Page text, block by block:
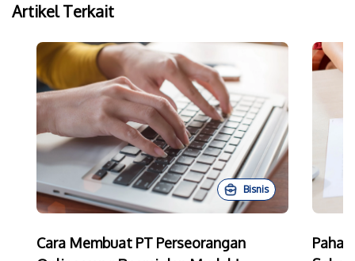
Artikel Terkait
Bisnis
Cara Membuat PT Perseorangan